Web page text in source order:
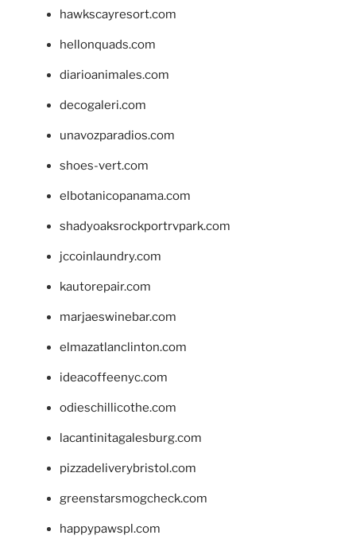
hawkscayresort.com
hellonquads.com
diarioanimales.com
decogaleri.com
unavozparadios.com
shoes-vert.com
elbotanicopanama.com
shadyoaksrockportrvpark.com
jccoinlaundry.com
kautorepair.com
marjaeswinebar.com
elmazatlanclinton.com
ideacoffeenyc.com
odieschillicothe.com
lacantinitagalesburg.com
pizzadeliverybristol.com
greenstarsmogcheck.com
happypawspl.com